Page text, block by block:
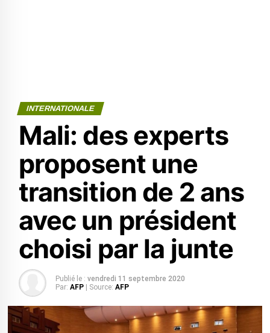
INTERNATIONALE
Mali: des experts
proposent une
transition de 2 ans
avec un président
choisi par la junte
Publié le : vendredi 11 septembre 2020
Par: AFP | Source: AFP